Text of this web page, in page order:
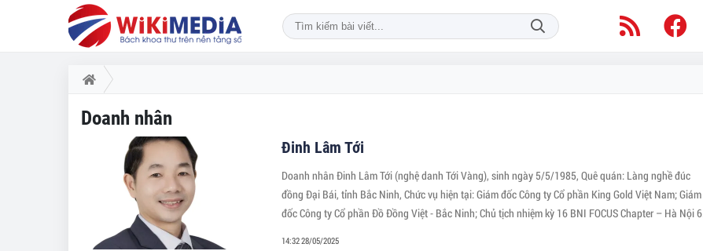
Doanh nhân
Đinh Lâm Tới
Doanh nhân Đinh Lâm Tới (nghệ danh Tới Vàng), sinh ngày 5/5/1985, Quê quán: Làng nghề đúc
đồng Đại Bái, tỉnh Bắc Ninh, Chức vụ hiện tại: Giám đốc Công ty Cổ phần King Gold Việt Nam; Giám
đốc Công ty Cổ phần Đồ Đồng Việt - Bắc Ninh; Chủ tịch nhiệm kỳ 16 BNI FOCUS Chapter – Hà Nội 6
14:32 28/05/2025